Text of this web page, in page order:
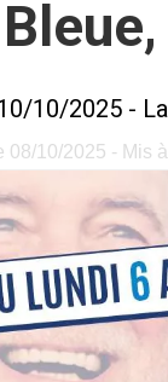
10/2025 -
10/2025 - Mis